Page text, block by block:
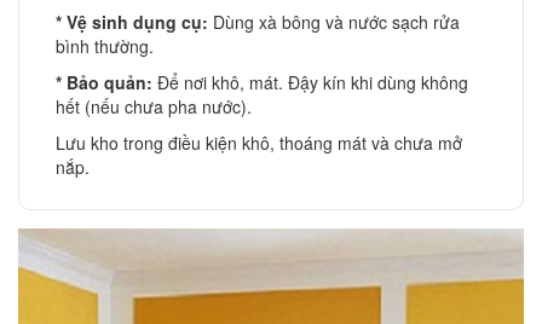
​* Vệ sinh dụng cụ: Dùng xà bông và nước sạch rửa
bình thường.
* Bảo quản: Để nơi khô, mát. Đậy kín khi dùng không
hết (nếu chưa pha nước).
Lưu kho trong điều kiện khô, thoáng mát và chưa mở
nắp.